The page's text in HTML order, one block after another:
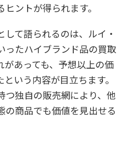
ントが得られます。
て語られるのは、ルイ・
ったハイブランド品の買取
があっても、予想以上の価
いう内容が目立ちます。
つ独自の販売網により、他
の商品でも価値を見出せる